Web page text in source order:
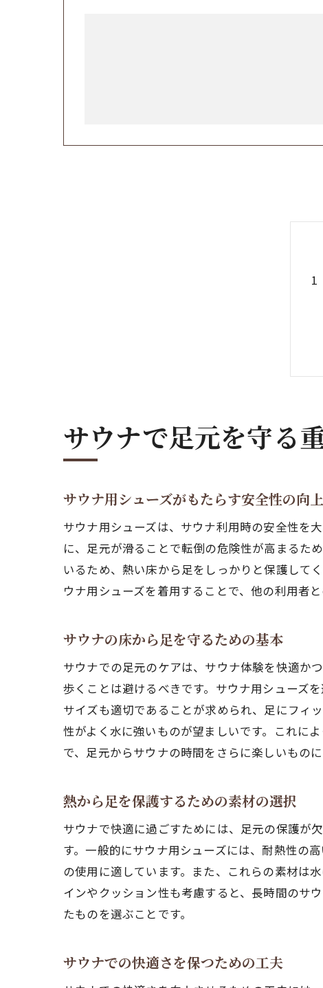
サウナで足元を守る
サウナ用シューズがもたらす安全性の向上
サウナ用シューズは、サウナ利用時の安全性を
に、足元が滑ることで転倒の危険性が高まるた
いるため、熱い床から足をしっかりと保護して
ウナ用シューズを着用することで、他の利用者
サウナの床から足を守るための基本
サウナでの足元のケアは、サウナ体験を快適か
歩くことは避けるべきです。サウナ用シューズ
サイズも適切であることが求められ、足にフィ
性がよく水に強いものが望ましいです。これに
で、足元からサウナの時間をさらに楽しいものに
熱から足を保護するための素材の選択
サウナで快適に過ごすためには、足元の保護が
す。一般的にサウナ用シューズには、耐熱性の
の使用に適しています。また、これらの素材は
インやクッション性も考慮すると、長時間のサ
たものを選ぶことです。
サウナでの快適さを保つための工夫